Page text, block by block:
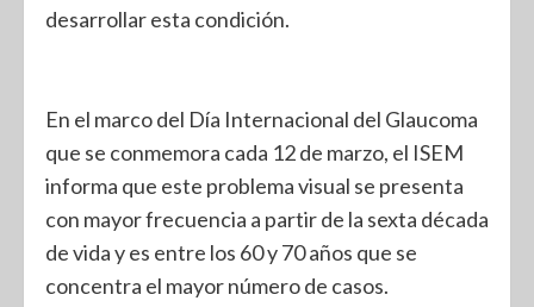
desarrollar esta condición.
En el marco del Día Internacional del Glaucoma
que se conmemora cada 12 de marzo, el ISEM
informa que este problema visual se presenta
con mayor frecuencia a partir de la sexta década
de vida y es entre los 60 y 70 años que se
concentra el mayor número de casos.